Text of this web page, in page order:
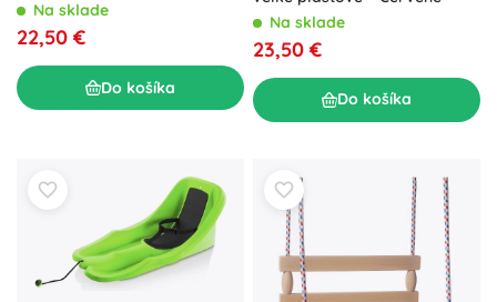
Na sklade
22,50 €
Do košíka
Na sklade
23,50 €
Do košíka